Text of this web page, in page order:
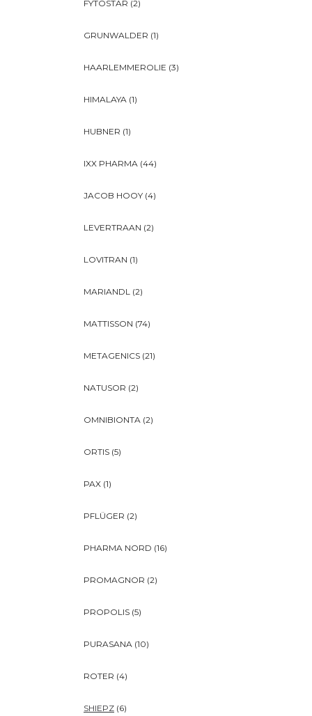
FYTOSTAR (2)
GRUNWALDER (1)
HAARLEMMEROLIE (3)
HIMALAYA (1)
HUBNER (1)
IXX PHARMA (44)
JACOB HOOY (4)
LEVERTRAAN (2)
LOVITRAN (1)
MARIANDL (2)
MATTISSON (74)
METAGENICS (21)
NATUSOR (2)
OMNIBIONTA (2)
ORTIS (5)
PAX (1)
PFLÜGER (2)
PHARMA NORD (16)
PROMAGNOR (2)
PROPOLIS (5)
PURASANA (10)
ROTER (4)
SHIEPZ (6)